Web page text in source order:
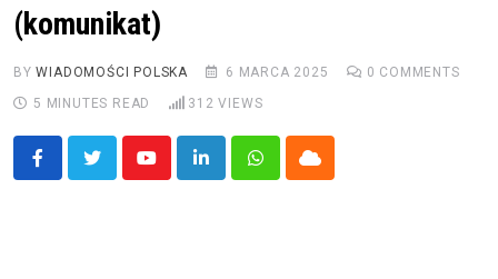
(komunikat)
BYWIADOMOŚCI POLSKA 6 MARCA 2025 0 COMMENTS
5 MINUTES READ
312 VIEWS
YoutubeLinkedInWhatsappCloud